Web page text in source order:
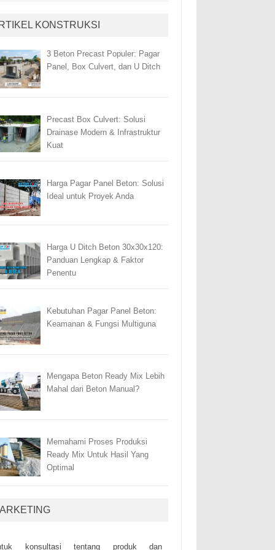
KONSTRUKSI
3 Beton Precast Populer: Pagar
Panel, Box Culvert, dan U Ditch
Precast Box Culvert: Solusi
Drainase Modern & Infrastruktur
Kuat
Harga Pagar Panel Beton: Solusi
Ideal untuk Proyek Anda
Harga U Ditch Beton 30x30x120:
Panduan Lengkap & Faktor
Penentu
Kebutuhan Pagar Panel Beton:
Keamanan & Fungsi Multiguna
Mengapa Beton Ready Mix Lebih
Mahal dari Beton Manual?
Memahami Proses Produksi
Ready Mix Untuk Hasil Yang
Optimal
kоnsultаsі tеntаng рrоduk dаn